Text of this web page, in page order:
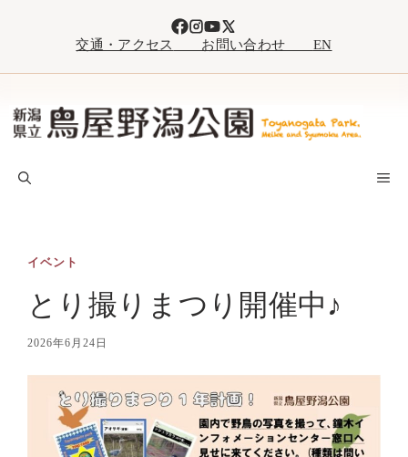
ン
へ
ス
交通・アクセス お問い合わせ EN
イベント
とり撮りまつり開催中♪
2026年6月24日